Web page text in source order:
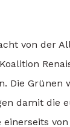
von der
Die
damit die